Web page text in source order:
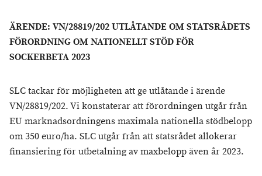
ÄRENDE: VN/28819/202 UTLÅTANDE OM STATSRÅDETS
FÖRORDNING OM NATIONELLT STÖD FÖR
SOCKERBETA 2023
SLC tackar för möjligheten att ge utlåtande i ärende
VN/28819/202. Vi konstaterar att förordningen utgår från
EU marknadsordningens maximala nationella stödbelopp
om 350 euro/ha. SLC utgår från att statsrådet allokerar
finansiering för utbetalning av maxbelopp även år 2023.